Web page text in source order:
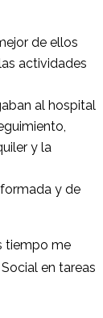
de ellos
actividades
al hospital
y la
y de
tiempo me
en tareas